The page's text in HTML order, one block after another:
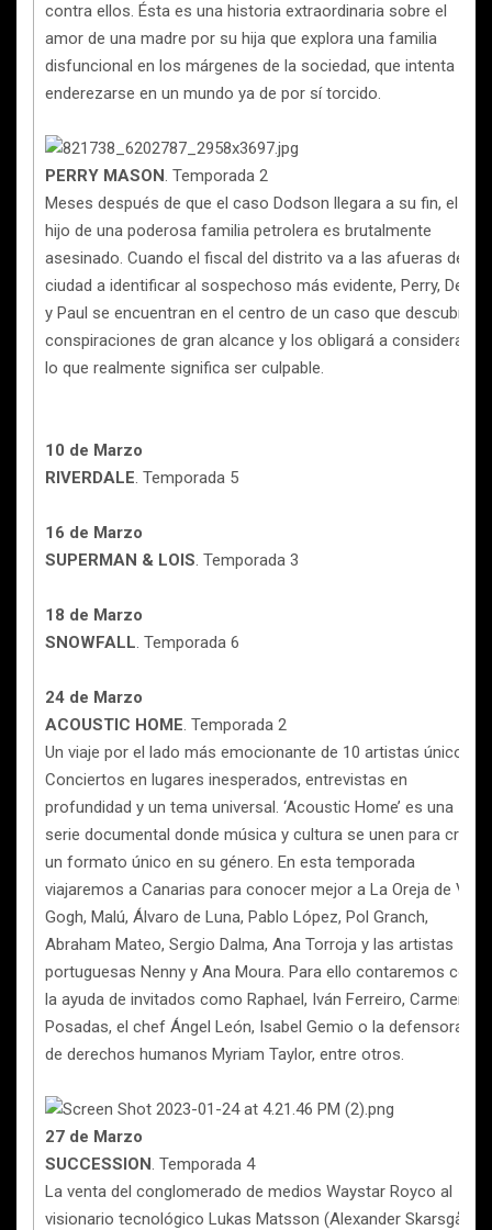
contra ellos. Ésta es una historia extraordinaria sobre el
amor de una madre por su hija que explora una familia
disfuncional en los márgenes de la sociedad, que intenta
enderezarse en un mundo ya de por sí torcido.
PERRY MASON. Temporada 2
Meses después de que el caso Dodson llegara a su fin, el
hijo de una poderosa familia petrolera es brutalmente
asesinado. Cuando el fiscal del distrito va a las afueras de la
ciudad a identificar al sospechoso más evidente, Perry, Della
y Paul se encuentran en el centro de un caso que descubrirá
conspiraciones de gran alcance y los obligará a considerar
lo que realmente significa ser culpable.
10 de Marzo
RIVERDALE. Temporada 5
16 de Marzo
SUPERMAN & LOIS. Temporada 3
18 de Marzo
SNOWFALL. Temporada 6
24 de Marzo
ACOUSTIC HOME. Temporada 2
Un viaje por el lado más emocionante de 10 artistas únicos.
Conciertos en lugares inesperados, entrevistas en
profundidad y un tema universal. ‘Acoustic Home’ es una
serie documental donde música y cultura se unen para crear
un formato único en su género. En esta temporada
viajaremos a Canarias para conocer mejor a La Oreja de Van
Gogh, Malú, Álvaro de Luna, Pablo López, Pol Granch,
Abraham Mateo, Sergio Dalma, Ana Torroja y las artistas
portuguesas Nenny y Ana Moura. Para ello contaremos con
la ayuda de invitados como Raphael, Iván Ferreiro, Carmen
Posadas, el chef Ángel León, Isabel Gemio o la defensora
de derechos humanos Myriam Taylor, entre otros.
27 de Marzo
SUCCESSION. Temporada 4
La venta del conglomerado de medios Waystar Royco al
visionario tecnológico Lukas Matsson (Alexander Skarsgård)